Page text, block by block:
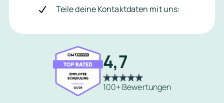
Teile deine Kontaktdaten mit uns:
4,7
100+ Bewertungen